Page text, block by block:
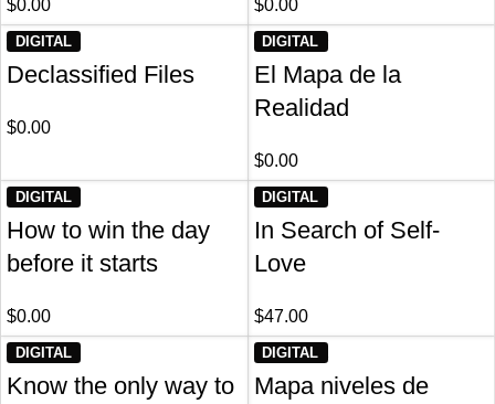
$0.00 $0.00
DIGITAL
Declassified Files
$0.00
DIGITAL
El Mapa de la
Realidad
$0.00
DIGITAL
How to win the day
before it starts
$0.00
DIGITAL
In Search of Self-
Love
$47.00
DIGITAL
Know the only way to
DIGITAL
Mapa niveles de